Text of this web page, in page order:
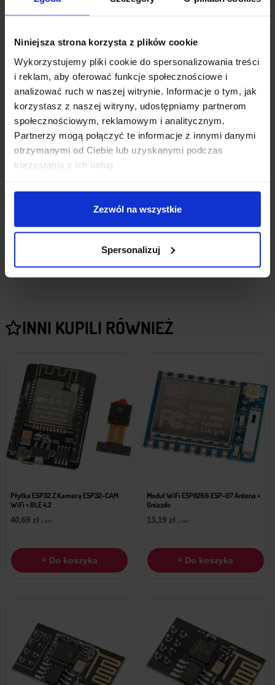
Niniejsza strona korzysta z plików cookie
Wykorzystujemy pliki cookie do spersonalizowania treści
i reklam, aby oferować funkcje społecznościowe i
analizować ruch w naszej witrynie. Informacje o tym, jak
korzystasz z naszej witryny, udostępniamy partnerom
społecznościowym, reklamowym i analitycznym.
Partnerzy mogą połączyć te informacje z innymi danymi
otrzymanymi od Ciebie lub uzyskanymi podczas
korzystania z ich usług.
Zezwól na wszystkie
Spersonalizuj
Reset
Użytkownika
Płytka zgodna zARM mbed
Przydatne Linki
Opis płytki na stronie ST
Opis mikrokontrolera na stronie ST
User Manual płytek Nucleo-64
INFORMACJE DODATKOWE
OPINIE
DOSTAWA
INNI KUPILI RÓWNIEŻ
Płytka ESP32 Z Kamerą ESP32-CAM
WiFi + BLE 4.2
40,69 zł z VAT
+ Do koszyka
Moduł WiFi ESP8266 ESP-07 Antena +
Gniazdo
13,19 zł z VAT
+ Do koszyka